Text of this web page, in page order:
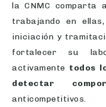
la CNMC comparta
trabajando en
iniciación y
fortalecer su
activamente todos
detectar
anticompetitivos.